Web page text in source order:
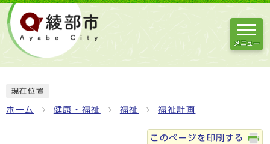
メニュー
現在位置
ホーム 健康・福祉 福祉 福祉計画
このページを印刷する